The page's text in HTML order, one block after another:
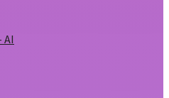
AI